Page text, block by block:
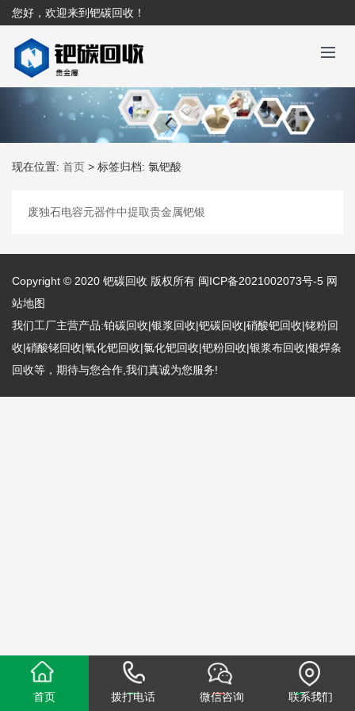
您好，欢迎来到钯碳回收！
现在位置: 首页 > 标签归档: 氯钯酸
废独石电容元器件中提取贵金属钯银
Copyright © 2020 钯碳回收 版权所有 闽ICP备2021002073号-5 网
站地图
我们工厂主营产品:铂碳回收|银浆回收|钯碳回收|硝酸钯回收|铑粉回
收|硝酸铑回收|氧化钯回收|氯化钯回收|钯粉回收|银浆布回收|银焊条
回收等，期待与您合作,我们真诚为您服务!
首页 拨打电话 微信咨询 联系我们